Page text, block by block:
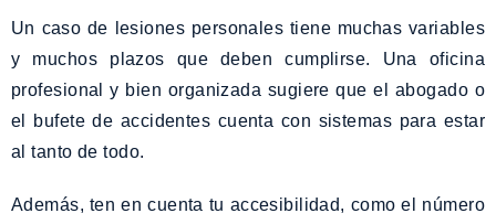
Un caso de lesiones personales tiene muchas variables
y muchos plazos que deben cumplirse. Una oficina
profesional y bien organizada sugiere que el abogado o
el bufete de accidentes cuenta con sistemas para estar
al tanto de todo.
Además, ten en cuenta tu accesibilidad, como el número